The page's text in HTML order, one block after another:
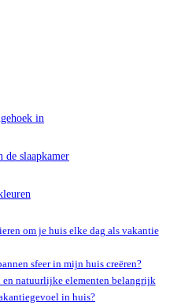
in
de slaapkamer
om je huis elke dag als vakantie
sfeer in mijn huis creëren?
en natuurlijke elementen belangrijk
in huis?